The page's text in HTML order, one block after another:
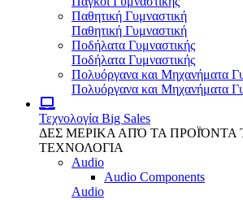
Παθητική Γυμναστική
Παθητική Γυμναστική
Ποδήλατα Γυμναστικής
Ποδήλατα Γυμναστικής
Πολυόργανα και Μηχανήματα
Πολυόργανα και Μηχανήματα
Τεχνολογία Big Sales
ΔΕΣ ΜΕΡΙΚΑ ΑΠΌ ΤΑ ΠΡΟΪΌΝΤΑ
ΤΕΧΝΟΛΟΓΙΑ
Audio
Audio Components
Audio